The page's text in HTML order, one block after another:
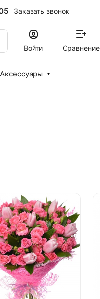
Заказать звонок
Войти Сравнение
Аксессуары